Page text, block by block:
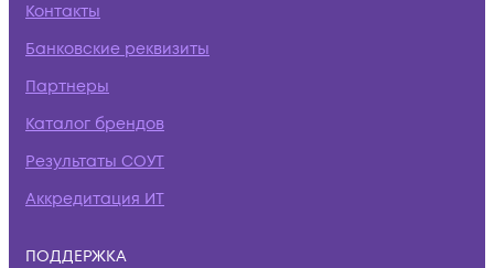
Контакты
Банковские реквизиты
Партнеры
Каталог брендов
Результаты СОУТ
Аккредитация ИТ
ПОДДЕРЖКА